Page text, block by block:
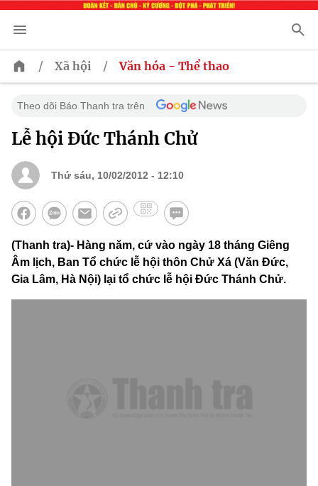
/ Xã hội / Văn hóa - Thể thao
Theo dõi Báo Thanh tra trên
Lễ hội Đức Thánh Chử
Thứ sáu, 10/02/2012 - 12:10
(Thanh tra)- Hàng năm, cứ vào ngày 18 tháng Giêng
Âm lịch, Ban Tổ chức lễ hội thôn Chử Xá (Văn Đức,
Gia Lâm, Hà Nội) lại tổ chức lễ hội Đức Thánh Chử.